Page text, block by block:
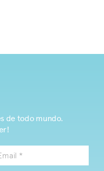
de todo mundo.